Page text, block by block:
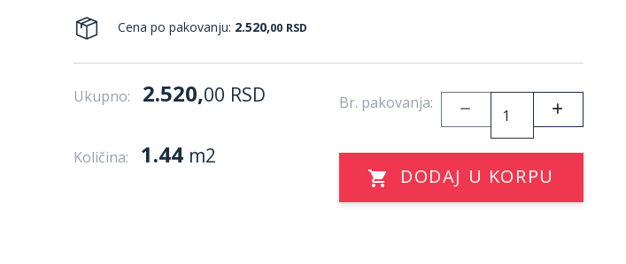
Cena po pakovanju: 2.520,00 RSD
Ukupno: 2.520,00 RSD Br. pakovanja:
Količina: 1.44 m2
DODAJ U KORPU